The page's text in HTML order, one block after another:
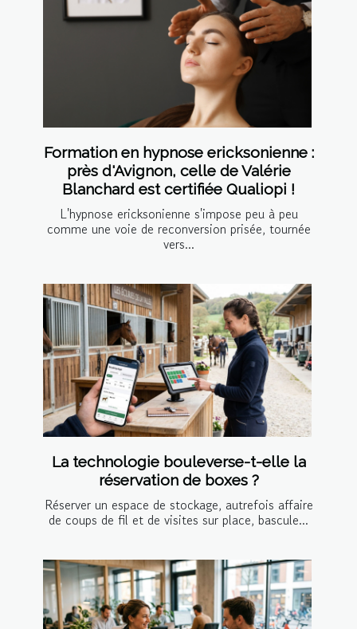
Formation en hypnose ericksonienne :
près d'Avignon, celle de Valérie
Blanchard est certifiée Qualiopi !
L'hypnose ericksonienne s'impose peu à peu
comme une voie de reconversion prisée, tournée
vers...
La technologie bouleverse-t-elle la
réservation de boxes ?
Réserver un espace de stockage, autrefois affaire
de coups de fil et de visites sur place, bascule...